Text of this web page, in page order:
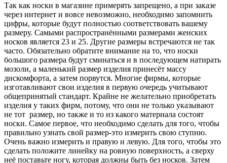
Так как носки в магазине примерять запрещено, а при заказе
через интернет и вовсе невозможно, необходимо запомнить
цифры, которые будут полностью соответствовать вашему
размеру. Самыми распространёнными размерами женских
носков является 23 и 25. Другие размеры встречаются не так
часто. Обязательно обратите внимание на то, что носки
большого размера будут сминаться и в последующем натирать
мозоли, а маленький размер изделия принесёт массу
дискомфорта, а затем порвутся. Многие фирмы, которые
изготавливают свои изделия в первую очередь учитывают
общепринятый стандарт. Крайне не желательно приобретать
изделия у таких фирм, потому, что они не только указывают
не тот размер, но также и то из какого материала состоят
носки. Самое первое, что необходимо сделать для того, чтобы
правильно узнать свой размер-это измерить свою ступню.
Очень важно измерить и правую и левую. Для того, чтобы это
сделать положите линейку на ровную поверхность, а сверху
неё поставьте ногу, которая должны быть без носков. Затем